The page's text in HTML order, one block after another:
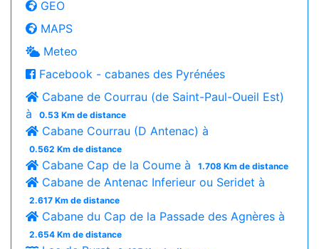
GEO
MAPS
Meteo
Facebook - cabanes des Pyrénées
Cabane de Courrau (de Saint-Paul-Oueil Est)
à
0.53 Km de distance
Cabane Courrau (D Antenac) à
0.562 Km de distance
Cabane Cap de la Coume à 1.708 Km de distance
Cabane de Antenac Inferieur ou Seridet à
2.617 Km de distance
Cabane du Cap de la Passade des Agnères à
2.654 Km de distance